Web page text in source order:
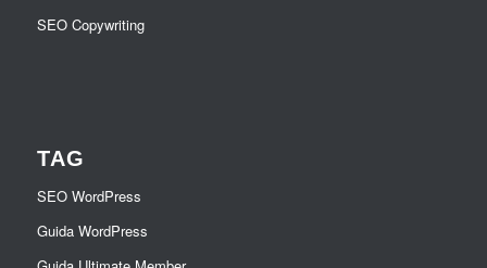
SEO Copywriting
TAG
SEO WordPress
Guida WordPress